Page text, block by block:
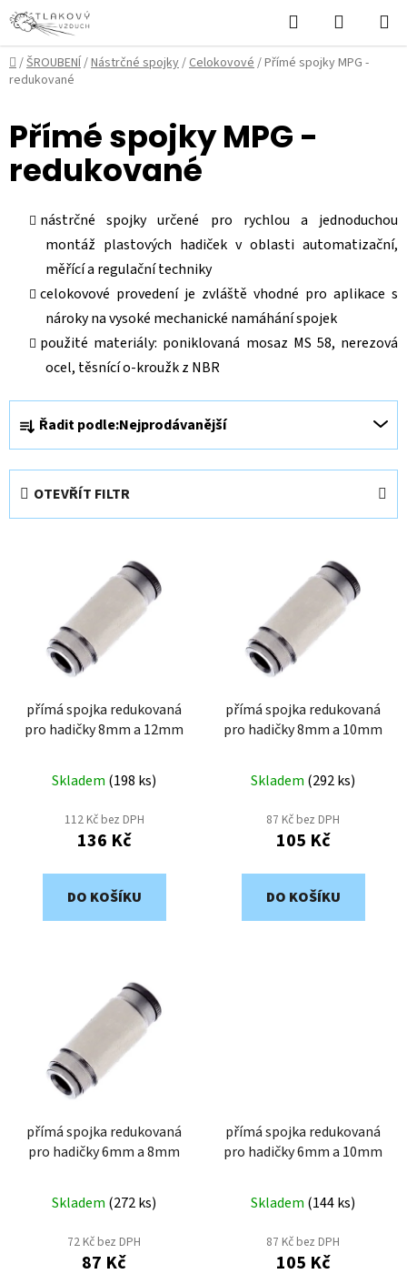
Přejít
na
obsah
Hledat
KOŠÍK
Domů
/ŠROUBENÍ/Nástrčné spojky/Celokovové/Přímé spojky MPG -
redukované
Přímé spojky MPG -
redukované
nástrčné spojky určené pro rychlou a jednoduchou
montáž plastových hadiček v oblasti automatizační,
měřící a regulační techniky
celokovové provedení je zvláště vhodné pro aplikace s
nároky na vysoké mechanické namáhání spojek
použité materiály: poniklovaná mosaz MS 58, nerezová
ocel, těsnící o-kroužk z NBR
Ř
a
z
e
n
í
Řadit podle:Nejprodávanější
OTEVŘÍT FILTR
přímá spojka redukovaná
pro hadičky 8mm a 12mm
Skladem (198 ks)
112 Kč bez DPH
136 Kč
DO KOŠÍKU
přímá spojka redukovaná
pro hadičky 8mm a 10mm
Skladem (292 ks)
87 Kč bez DPH
105 Kč
DO KOŠÍKU
přímá spojka redukovaná
pro hadičky 6mm a 8mm
Skladem (272 ks)
72 Kč bez DPH
87 Kč
přímá spojka redukovaná
pro hadičky 6mm a 10mm
Skladem (144 ks)
87 Kč bez DPH
105 Kč